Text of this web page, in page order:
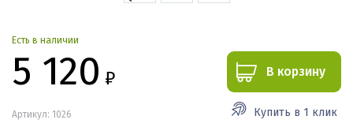
Есть в наличии
5 120 ₽
Артикул: 1026
В корзину
Купить в 1 клик